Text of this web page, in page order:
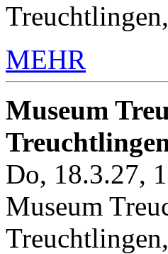
MEHR
Museum
Do, 18.3.27,
Museum